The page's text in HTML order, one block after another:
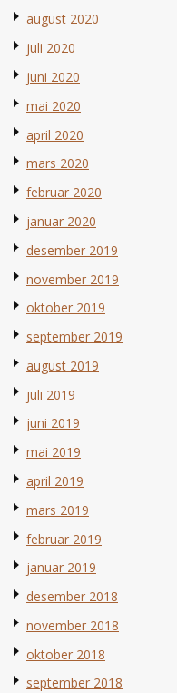
august 2020
juli 2020
juni 2020
mai 2020
april 2020
mars 2020
februar 2020
januar 2020
desember 2019
november 2019
oktober 2019
september 2019
august 2019
juli 2019
juni 2019
mai 2019
april 2019
mars 2019
februar 2019
januar 2019
desember 2018
november 2018
oktober 2018
september 2018